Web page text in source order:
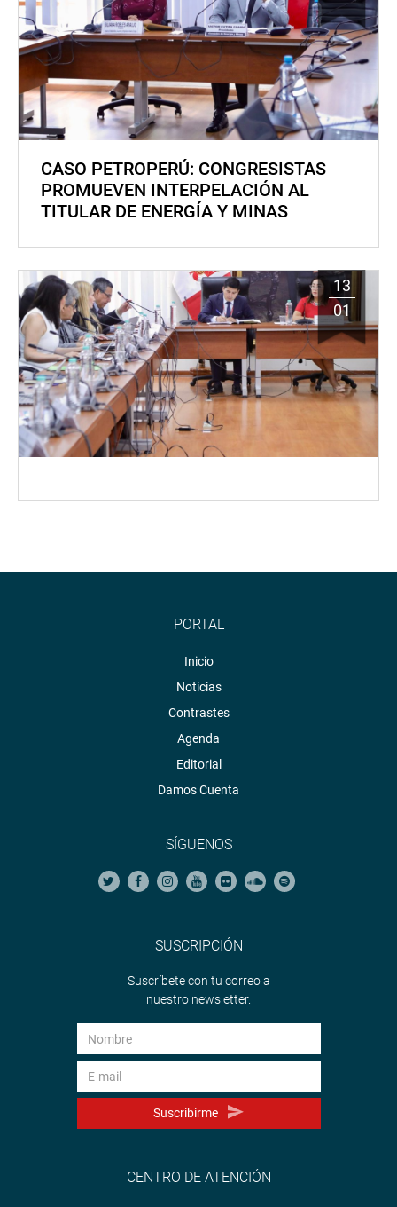
CASO PETROPERÚ: CONGRESISTAS
PROMUEVEN INTERPELACIÓN AL
TITULAR DE ENERGÍA Y MINAS
13
01
PORTAL
Inicio
Noticias
Contrastes
Agenda
Editorial
Damos Cuenta
SÍGUENOS
SUSCRIPCIÓN
Suscríbete con tu correo a
nuestro newsletter.
Suscribirme
CENTRO DE ATENCIÓN